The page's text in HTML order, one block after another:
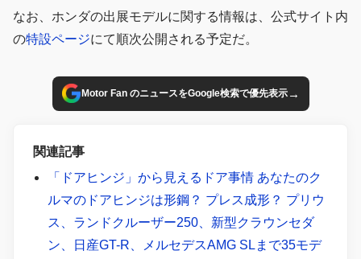
なお、ホンダの出展モデルに関する情報は、公式サイト内
の特設ページにて順次公開される予定だ。
Motor Fan のニュースをGoogle検索で優先表示→
関連記事
「ドアヒンジ」から見えるドア事情 あなたのク
ルマのドアヒンジは形鋼？ プレス成形？ プリウ
ス、ランドクルーザー250、新型クラウンセダ
ン、日産GT-R、メルセデスAMG SLまで35モデ